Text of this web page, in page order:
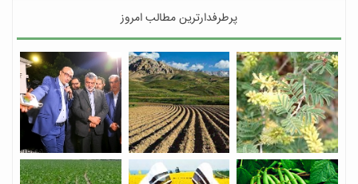
پرطرفدارترین مطالب امروز